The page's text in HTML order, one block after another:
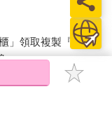
」領取複製『兌換
。
僅能以金石堂專屬